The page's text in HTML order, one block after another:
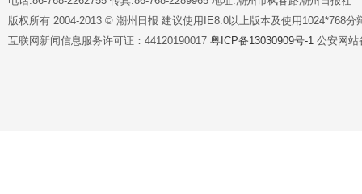
版权所有 2004-2013 © 潮州日报 建议使用IE8.0以上版本及使用1024*768分
互联网新闻信息服务许可证：44120190017 粤ICP备13030909号-1 公安网站